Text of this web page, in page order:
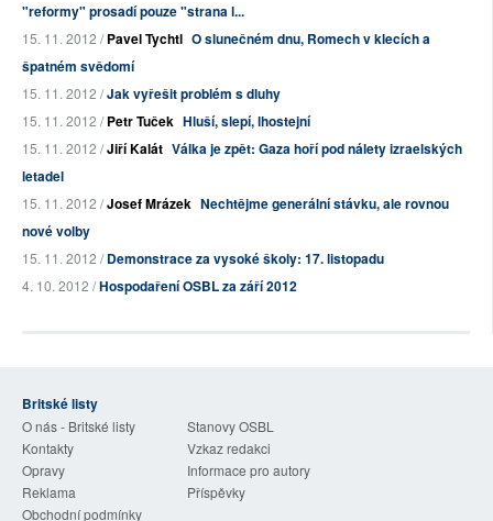
"reformy" prosadí pouze "strana l...
15. 11. 2012 /Pavel Tychtl O slunečném dnu, Romech v klecích a
špatném svědomí
15. 11. 2012 /Jak vyřešit problém s dluhy
15. 11. 2012 /Petr Tuček Hluší, slepí, lhostejní
15. 11. 2012 /Jiří Kalát Válka je zpět: Gaza hoří pod nálety izraelských
letadel
15. 11. 2012 /Josef Mrázek Nechtějme generální stávku, ale rovnou
nové volby
15. 11. 2012 /Demonstrace za vysoké školy: 17. listopadu
4. 10. 2012 /Hospodaření OSBL za září 2012
Britské listy
O nás - Britské listy
Stanovy OSBL
Kontakty
Vzkaz redakci
Opravy
Informace pro autory
Reklama
Příspěvky
Obchodní podmínky